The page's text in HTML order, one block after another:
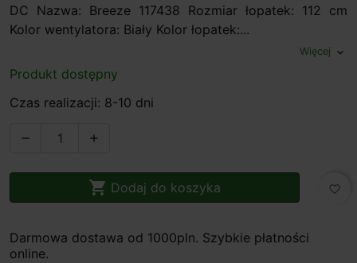
DC Nazwa: Breeze 117438 Rozmiar łopatek: 112 cm
Kolor wentylatora: Biały Kolor łopatek:...
Więcej expand_more
Produkt dostępny
Czas realizacji: 8-10 dni
 
 Dodaj do koszyka favorite_border
Darmowa dostawa od 1000pln. Szybkie płatności
online.